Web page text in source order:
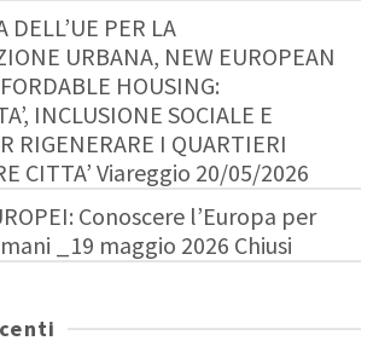
DELL’UE PER LA
URBANA, NEW EUROPEAN
HOUSING:
INCLUSIONE SOCIALE E
RIGENERARE I QUARTIERI
CITTA’ Viareggio 20/05/2026
Conoscere l’Europa per
_19 maggio 2026 Chiusi